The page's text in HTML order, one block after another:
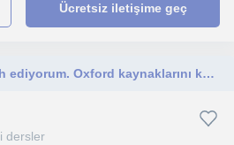
Ücretsiz iletişime geç
İlköğretim grubunu tercih ediyorum. Oxford kaynaklarını kullanıyorum. Zoom üzerinden interaktif dersler veriyorum
dersler